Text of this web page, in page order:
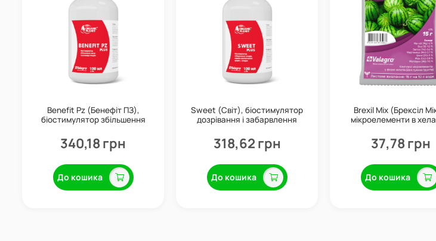
Benefit Pz (Бенефіт ПЗ),
біостимулятор збільшення
340,18 грн
До кошика
Sweet (Світ), біостимулятор
дозрівання і забарвлення
318,62 грн
До кошика
Brexil Mix (Брексіл
мікроелементи в
37,78 грн
До кошика